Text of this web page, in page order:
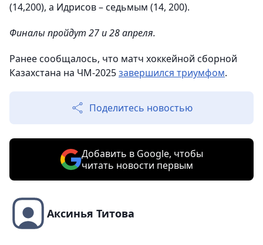
(14,200), а Идрисов – седьмым (14, 200).
Финалы пройдут 27 и 28 апреля.
Ранее сообщалось, что матч хоккейной сборной
Казахстана на ЧМ-2025завершился триумфом.
Поделитесь новостью
Добавить в Google, чтобы
читать новости первым
Аксинья Титова